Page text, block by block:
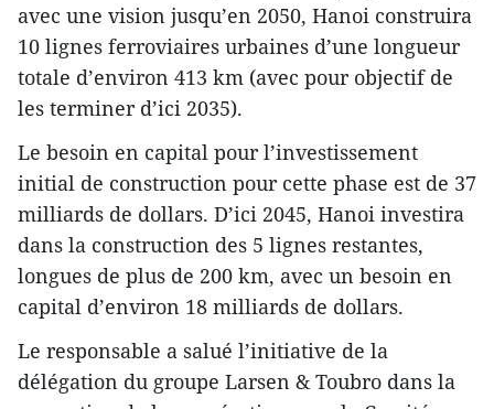
avec une vision jusqu’en 2050, Hanoi construira
10 lignes ferroviaires urbaines d’une longueur
totale d’environ 413 km (avec pour objectif de
les terminer d’ici 2035).
Le besoin en capital pour l’investissement
initial de construction pour cette phase est de 37
milliards de dollars. D’ici 2045, Hanoi investira
dans la construction des 5 lignes restantes,
longues de plus de 200 km, avec un besoin en
capital d’environ 18 milliards de dollars.
Le responsable a salué l’initiative de la
délégation du groupe Larsen & Toubro dans la